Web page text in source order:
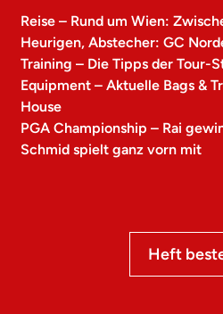
Reise – Rund um Wien:
Heurigen, Abstecher: GC
Training – Die Tipps der Tour-
Equipment – Aktuelle Bags &
House
PGA Championship – Rai
Schmid spielt ganz vorn mit
Heft